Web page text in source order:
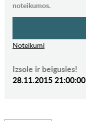
noteikumos.
Noteikumi
Izsole ir beigusies!
28.11.2015 21:00:00